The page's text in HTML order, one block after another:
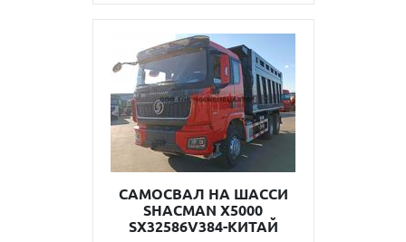
САМОСВАЛ НА ШАССИ
SHACMAN Х5000
SX32586V384-КИТАЙ